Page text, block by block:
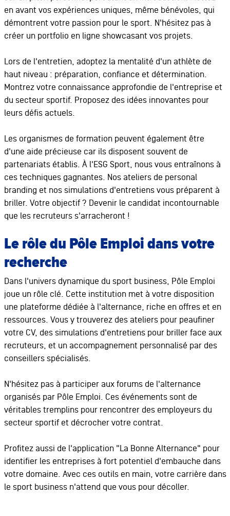
en avant vos expériences uniques, même bénévoles, qui
démontrent votre passion pour le sport. N'hésitez pas à
créer un portfolio en ligne showcasant vos projets.
Lors de l'entretien, adoptez la mentalité d'un athlète de
haut niveau : préparation, confiance et détermination.
Montrez votre connaissance approfondie de l'entreprise et
du secteur sportif. Proposez des idées innovantes pour
leurs défis actuels.
Les organismes de formation peuvent également être
d'une aide précieuse car ils disposent souvent de
partenariats établis. À l'ESG Sport, nous vous entraînons à
ces techniques gagnantes. Nos ateliers de personal
branding et nos simulations d'entretiens vous préparent à
briller. Votre objectif ? Devenir le candidat incontournable
que les recruteurs s'arracheront !
Le rôle du Pôle Emploi dans votre
recherche
Dans l'univers dynamique du sport business, Pôle Emploi
joue un rôle clé. Cette institution met à votre disposition
une plateforme dédiée à l'alternance, riche en offres et en
ressources. Vous y trouverez des ateliers pour peaufiner
votre CV, des simulations d'entretiens pour briller face aux
recruteurs, et un accompagnement personnalisé par des
conseillers spécialisés.
N'hésitez pas à participer aux forums de l'alternance
organisés par Pôle Emploi. Ces événements sont de
véritables tremplins pour rencontrer des employeurs du
secteur sportif et décrocher votre contrat.
Profitez aussi de l'application "La Bonne Alternance" pour
identifier les entreprises à fort potentiel d'embauche dans
votre domaine. Avec ces outils en main, votre carrière dans
le sport business n'attend que vous pour décoller.